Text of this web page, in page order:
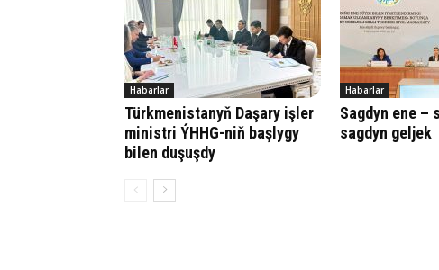
Habarlar
Türkmenistanyň Daşary işler
ministri ÝHHG-niň başlygy
bilen duşuşdy
Habarlar
Sagdyn ene –
sagdyn geljek